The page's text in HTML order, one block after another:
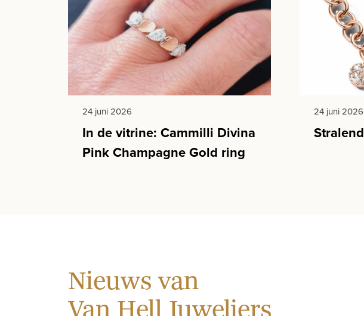
24 juni 2026
In de vitrine: Cammilli Divina
Pink Champagne Gold ring
24 juni 2026
Nieuws van